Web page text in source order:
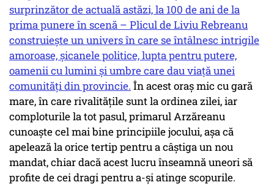
surprinzător de actuală astăzi, la 100 de ani de la
prima punere în scenă – Plicul de Liviu Rebreanu
construiește un univers în care se întâlnesc intrigile
amoroase, șicanele politice, lupta pentru putere,
oamenii cu lumini și umbre care dau viață unei
comunități din provincie. În acest oraș mic cu gară
mare, în care rivalitățile sunt la ordinea zilei, iar
comploturile la tot pasul, primarul Arzăreanu
cunoaște cel mai bine principiile jocului, așa că
apelează la orice tertip pentru a câștiga un nou
mandat, chiar dacă acest lucru înseamnă uneori să
profite de cei dragi pentru a-și atinge scopurile.